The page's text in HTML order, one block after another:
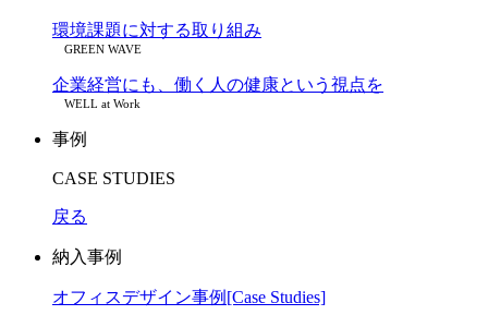
環境課題に対する取り組み
GREEN WAVE
企業経営にも、働く人の健康という視点を
WELL at Work
事例
CASE STUDIES
戻る
納入事例
オフィスデザイン事例[Case Studies]